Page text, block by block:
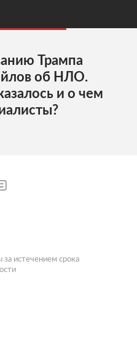
Трампа
об НЛО.
и о чем
истечением срока